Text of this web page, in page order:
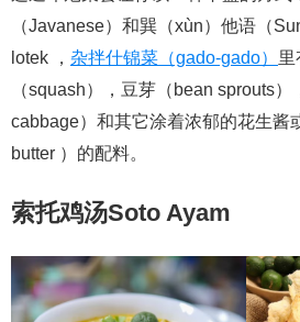
（Javanese）和巽（xùn）他语（
lotek ， 杂拌什锦菜（gado-gado） 里
（squash），豆芽（bean sprouts）
cabbage）和其它涂着浓郁的花生酱
butter ）的配料。
索托鸡汤Soto Ayam